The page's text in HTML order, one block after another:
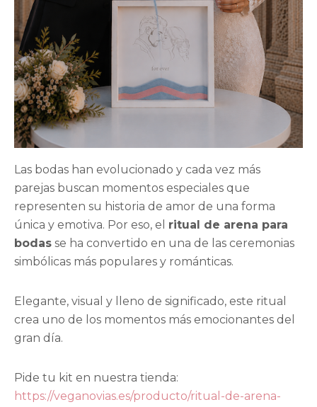
Las bodas han evolucionado y cada vez más
parejas buscan momentos especiales que
representen su historia de amor de una forma
única y emotiva. Por eso, el ritual de arena para
bodas se ha convertido en una de las ceremonias
simbólicas más populares y románticas.
Elegante, visual y lleno de significado, este ritual
crea uno de los momentos más emocionantes del
gran día.
Pide tu kit en nuestra tienda:
https://veganovias.es/producto/ritual-de-arena-